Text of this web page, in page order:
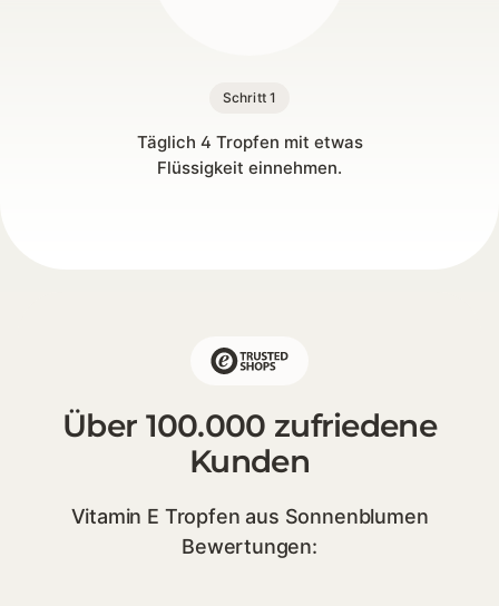
Schritt 1
Täglich 4 Tropfen mit etwas
Flüssigkeit einnehmen.
Über 100.000 zufriedene
Kunden
Vitamin E Tropfen aus Sonnenblumen
Bewertungen: